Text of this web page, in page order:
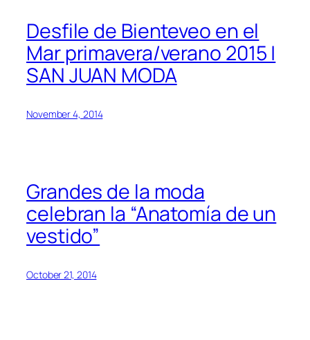
Desfile de Bienteveo en el
Mar primavera/verano 2015 |
SAN JUAN MODA
November 4, 2014
Grandes de la moda
celebran la “Anatomía de un
vestido”
October 21, 2014